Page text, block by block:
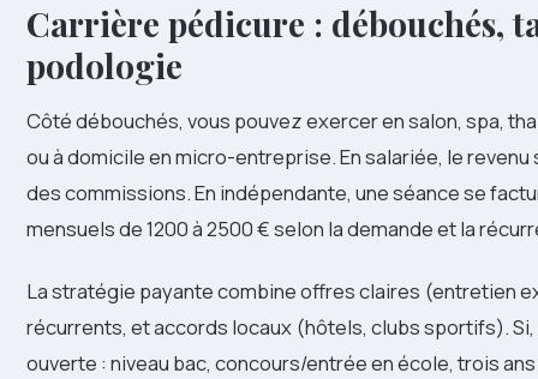
Carrière pédicure : débouchés,
podologie
Côté débouchés, vous pouvez exercer en salon, spa,
ou à domicile en micro-entreprise. En salariée, le
des commissions. En indépendante, une séance se
mensuels de 1200 à 2500 € selon la demande et la
La stratégie payante combine offres claires (entretien
récurrents, et accords locaux (hôtels, clubs sportifs). Si,
ouverte : niveau bac, concours/entrée en école, trois